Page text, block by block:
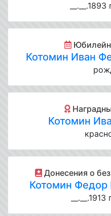
Котомин Иван
Котомин
Донесения о
Котомин Федор